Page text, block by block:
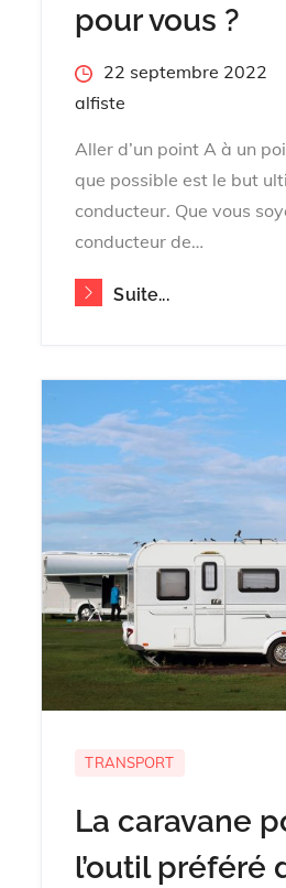
pour vous ?
Posted
on
22 septembre 2022
alfiste
Aller d’un point A à un
que possible est le but
conducteur. Que vous
conducteur de…
Suite...
TRANSPORT
La caravane
l’outil préféré